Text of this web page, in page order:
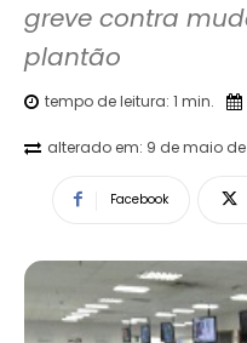
greve contra
plantão
tempo de leitura: 1 min.
alterado em: 9 de maio de
Facebook